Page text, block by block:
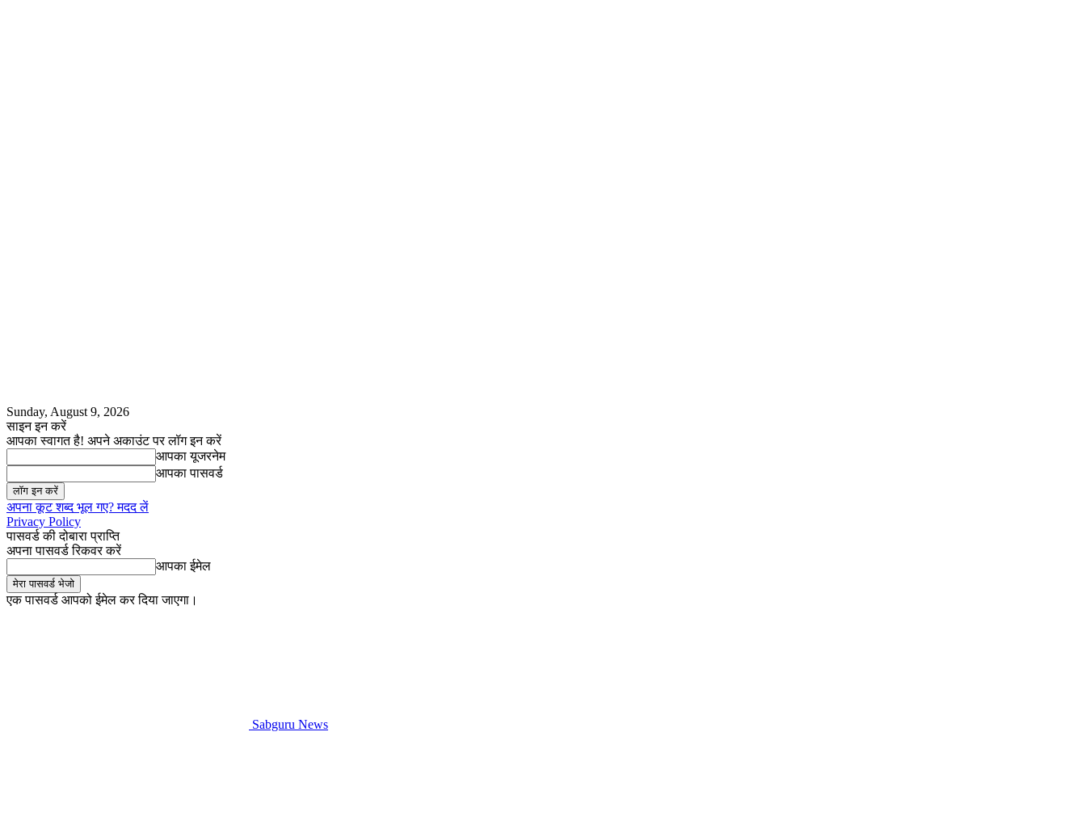
Sunday, August 9, 2026
साइन इन करें
आपका स्वागत है! अपने अकाउंट पर लॉग इन करें
आपका यूजरनेम
आपका पासवर्ड
अपना कूट शब्द भूल गए? मदद लें
Privacy Policy
पासवर्ड की दोबारा प्राप्ति
अपना पासवर्ड रिकवर करें
आपका ईमेल
एक पासवर्ड आपको ईमेल कर दिया जाएगा।
Sabguru News